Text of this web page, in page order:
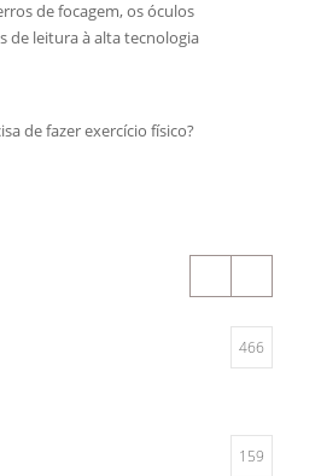
de focagem, os óculos
de leitura à alta tecnologia
de fazer exercício físico?
466
159